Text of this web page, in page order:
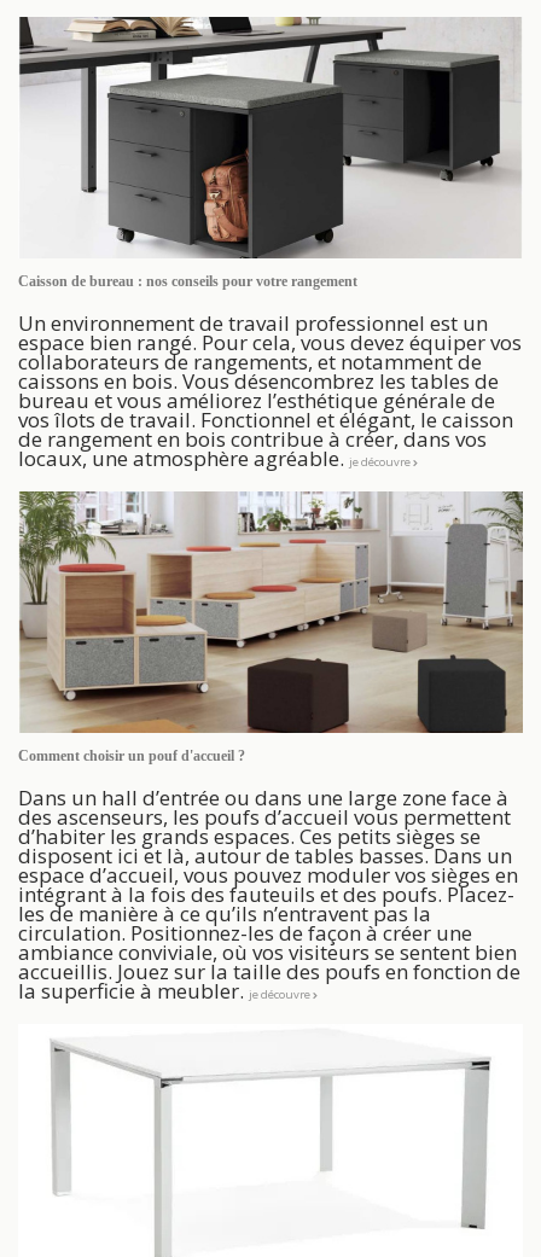
Caisson de bureau : nos conseils pour votre rangement
Un environnement de travail professionnel est un
espace bien rangé. Pour cela, vous devez équiper vos
collaborateurs de rangements, et notamment de
caissons en bois. Vous désencombrez les tables de
bureau et vous améliorez l’esthétique générale de
vos îlots de travail. Fonctionnel et élégant, le caisson
de rangement en bois contribue à créer, dans vos
locaux, une atmosphère agréable. je découvre
Comment choisir un pouf d'accueil ?
Dans un hall d’entrée ou dans une large zone face à
des ascenseurs, les poufs d’accueil vous permettent
d’habiter les grands espaces. Ces petits sièges se
disposent ici et là, autour de tables basses. Dans un
espace d’accueil, vous pouvez moduler vos sièges en
intégrant à la fois des fauteuils et des poufs. Placez-
les de manière à ce qu’ils n’entravent pas la
circulation. Positionnez-les de façon à créer une
ambiance conviviale, où vos visiteurs se sentent bien
accueillis. Jouez sur la taille des poufs en fonction de
la superficie à meubler. je découvre